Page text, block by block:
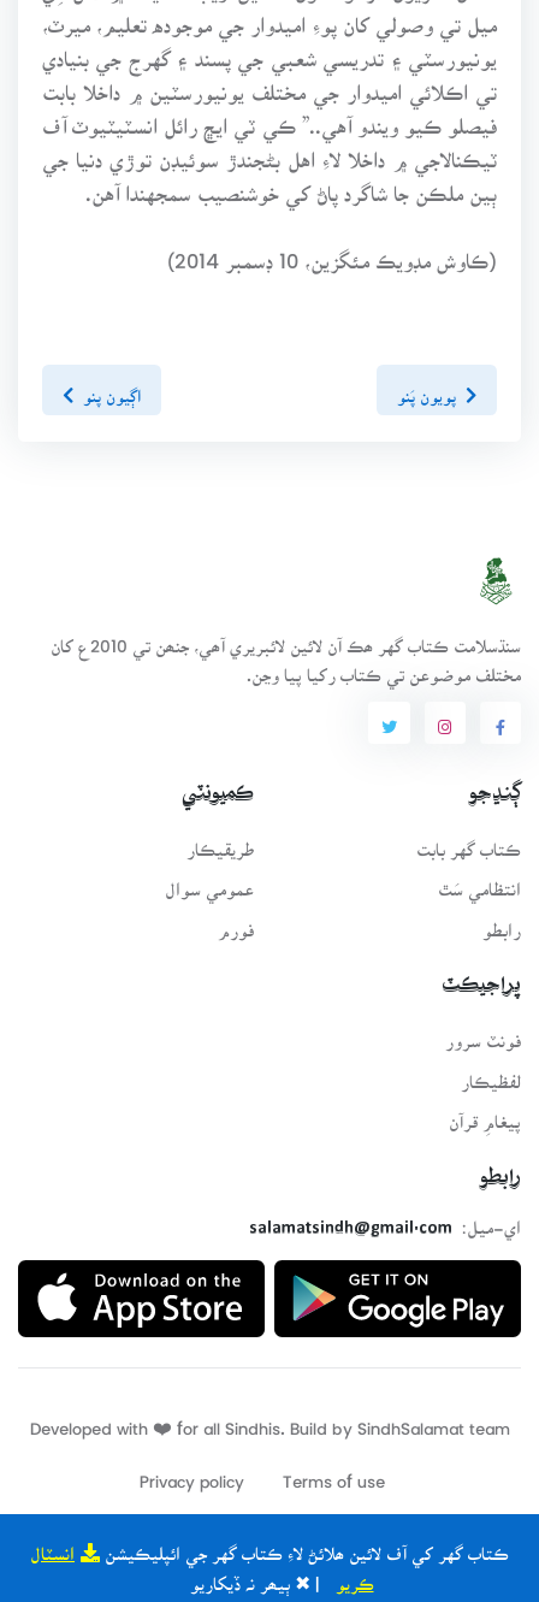
ڪتاب گهر کي آف لائين ھلائڻ لاءِ ڪتاب گهر جي ائپليڪيشن انسٽال
| ✖ ٻيھر نہ ڏيکاريو
ميل تي وصولي کان پوءِ اميدوار جي موجوده تعليم، ميرٽ،
يونيورسٽي ۽ تدريسي شعبي جي پسند ۽ گهرج جي بنيادي
تي اڪلائي اميدوار جي مختلف يونيورسٽين ۾ داخلا بابت
فيصلو ڪيو ويندو آهي..” ڪي ٽي ايڇ رائل انسٽيٽيوٽ آف
ٽيڪنالاجي ۾ داخلا لاءِ اهل بڻجندڙ سوئيڊن توڙي دنيا جي
ٻين ملڪن جا شاگرد پاڻ کي خوشنصيب سمجهندا آهن.
(ڪاوش مڊويڪ مئگزين، 10 ڊسمبر 2014)
اڳيون پنو
سنڌسلامت ڪتاب گهر ھڪ آن لائين لائبريري آھي، جنھن تي 2010ع کان
مختلف موضوعن تي ڪتاب رکيا پيا وڃن.
ڳنڍجو
ڪتاب گهر بابت
انتظامي سَٿ
رابطو
ڪميونٽي
طريقيڪار
عمومي سوال
فورم
پراجيڪٽ
فونٽ سرور
لفظيڪار
پيغامِ قرآن
رابطو
اي-ميل:
salamatsindh@gmail.com
Developed with ❤️ for all Sindhis. Build by SindhSalamat
Terms of use
Privacy policy